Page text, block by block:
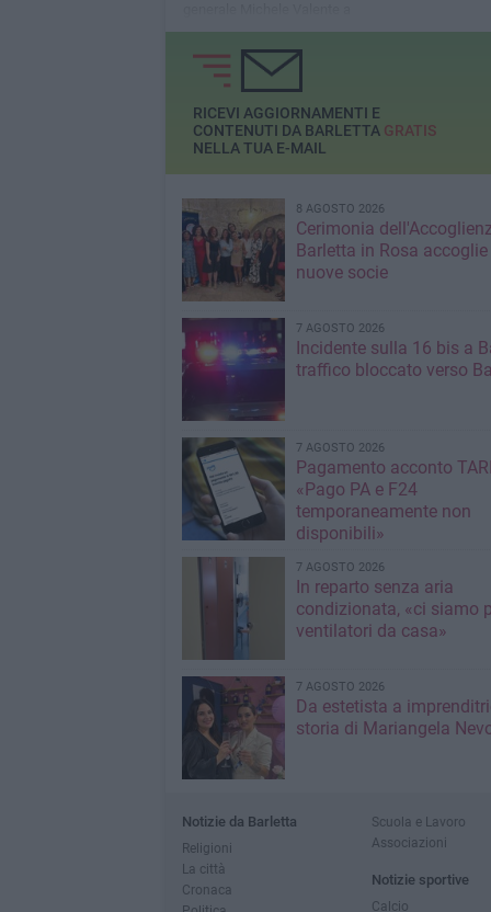
Di Bari
RICEVI AGGIORNAMENTI E
CONTENUTI DA BARLETTA GRATIS
NELLA TUA E-MAIL
8 AGOSTO 2026
Cerimonia
Barletta in Rosa accoglie
nuove socie
7 AGOSTO 2026
Incidente sulla 16 bis a
traffico bloccato verso
7 AGOSTO 2026
Pagamento acconto
«Pago PA e F24
temporaneamente non
disponibili»
7 AGOSTO 2026
In reparto senza aria
condizionata, «ci siamo
ventilatori da casa»
7 AGOSTO 2026
Da estetista a
storia di Mariangela
Notizie da Barletta
Religioni
La città
Cronaca
Scuola e Lavoro
Associazioni
Notizie sportive
Calcio